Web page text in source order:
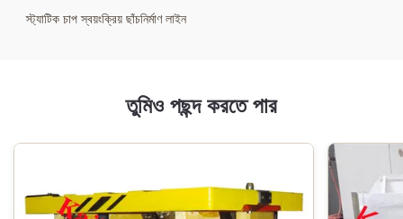
টাইপ:
molding_accuracy:
উচ্চ পরিবেশগত সুরক্ষা
স্ট্যাটিক চাপ স্বয়ংক্রিয় ছাঁচনির্মাণ লাইন
তুমিও পছন্দ করতে পার